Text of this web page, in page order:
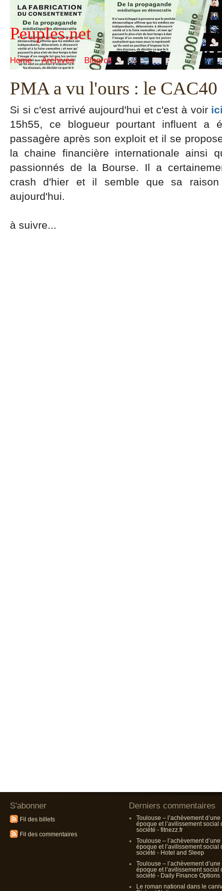
Peuples.net
Home Archives Blogroll
PMA a vu l'ours : le CAC40
Si si c'est arrivé aujourd'hui et c'est à voir
15h55, ce blogueur pourtant influent a
passagère après son exploit et il se
la chaine financière internationale ainsi
passionnés de la Bourse. Il a
crash d'hier et il semble que sa raison
aujourd'hui.
à suivre...
S'abonner
Fil des billets
Fil des commentaires
Derniers commentaires
Toulouse – l’achèvement d’une
époque et l’avilissement social
société - fitnezz.fr
Toulouse – l’achèvement d’une
époque et l’avilissement social
société - Hotel and Sleep
Toulouse – l’achèvement d’une
époque et l’avilissement social
société - Daily Finance Options
Le roman national dans le